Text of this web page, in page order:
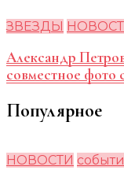
ЗВЕЗДЫ
Александр
совместное фото
Популярное
НОВОСТИ